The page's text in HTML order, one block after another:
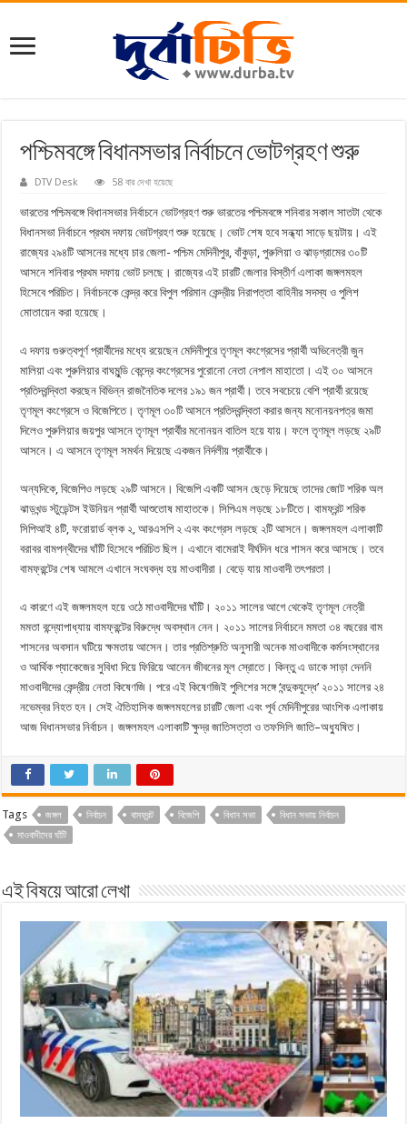
পশ্চিমবঙ্গে বিধানসভার নির্বাচনে ভোটগ্রহণ শুরু
DTV Desk 58 বার দেখা হয়েছে
ভারতের পশ্চিমবঙ্গে বিধানসভার নির্বাচনে ভোটগ্রহণ শুরু ভারতের পশ্চিমবঙ্গে শনিবার সকাল সাতটা থেকে
বিধানসভা নির্বাচনে প্রথম দফায় ভোটগ্রহণ শুরু হয়েছে। ভোট শেষ হবে সন্ধ্যা সাড়ে ছয়টায়। এই
রাজ্যের ২৯৪টি আসনের মধ্যে চার জেলা- পশ্চিম মেদিনীপুর, বাঁকুড়া, পুরুলিয়া ও ঝাড়গ্রামের ৩০টি
আসনে শনিবার প্রথম দফায় ভোট চলছে। রাজ্যের এই চারটি জেলার বিস্তীর্ণ এলাকা জঙ্গলমহল
হিসেবে পরিচিত। নির্বাচনকে কেন্দ্র করে বিপুল পরিমান কেন্দ্রীয় নিরাপত্তা বাহিনীর সদস্য ও পুলিশ
মোতায়েন করা হয়েছে।
এ দফায় গুরুত্বপূর্ণ প্রার্থীদের মধ্যে রয়েছেন মেদিনীপুরে তৃণমূল কংগ্রেসের প্রার্থী অভিনেত্রী জুন
মালিয়া এবং পুরুলিয়ার বাঘমুন্ডি কেন্দ্রে কংগ্রেসের পুরোনো নেতা নেপাল মাহাতো। এই ৩০ আসনে
প্রতিদ্বন্দ্বিতা করছেন বিভিন্ন রাজনৈতিক দলের ১৯১ জন প্রার্থী। তবে সবচেয়ে বেশি প্রার্থী রয়েছে
তৃণমূল কংগ্রেসে ও বিজেপিতে। তৃণমূল ৩০টি আসনে প্রতিদ্বন্দ্বিতা করার জন্য মনোনয়নপত্র জমা
দিলেও পুরুলিয়ার জয়পুর আসনে তৃণমূল প্রার্থীর মনোনয়ন বাতিল হয়ে যায়। ফলে তৃণমূল লড়ছে ২৯টি
আসনে। এ আসনে তৃণমূল সমর্থন দিয়েছে একজন নির্দলীয় প্রার্থীকে।
অন্যদিকে, বিজেপিও লড়ছে ২৯টি আসনে। বিজেপি একটি আসন ছেড়ে দিয়েছে তাদের জোট শরিক অল
ঝাড়খন্ড স্টুডেন্টস ইউনিয়ন প্রার্থী আশুতোষ মাহাতকে। সিপিএম লড়ছে ১৮টিতে। বামফ্রন্ট শরিক
সিপিআই ৪টি, ফরোয়ার্ড ব্লক ২, আরএসপি ২ এবং কংগ্রেস লড়ছে ২টি আসনে। জঙ্গলমহল এলাকাটি
বরাবর বামপন্থীদের ঘাঁটি হিসেবে পরিচিত ছিল। এখানে বামেরাই দীর্ঘদিন ধরে শাসন করে আসছে। তবে
বামফ্রন্টের শেষ আমলে এখানে সংঘবদ্ধ হয় মাওবাদীরা। বেড়ে যায় মাওবাদী তৎপরতা।
এ কারণে এই জঙ্গলমহল হয়ে ওঠে মাওবাদীদের ঘাঁটি। ২০১১ সালের আগে থেকেই তৃণমূল নেত্রী
মমতা বন্দ্যোপাধ্যায় বামফ্রন্টের বিরুদ্ধে অবস্থান নেন। ২০১১ সালের নির্বাচনে মমতা ৩৪ বছরের বাম
শাসনের অবসান ঘটিয়ে ক্ষমতায় আসেন। তার প্রতিশ্রুতি অনুসারী অনেক মাওবাদীকে কর্মসংস্থানের
ও আর্থিক প্যাকেজের সুবিধা দিয়ে ফিরিয়ে আনেন জীবনের মূল স্রোতে। কিন্তু এ ডাকে সাড়া দেননি
মাওবাদীদের কেন্দ্রীয় নেতা কিষেণজি। পরে এই কিষেণজিই পুলিশের সঙ্গে ‘বন্দুকযুদ্ধে’ ২০১১ সালের ২৪
নভেম্বর নিহত হন। সেই ঐতিহাসিক জঙ্গলমহলের চারটি জেলা এবং পূর্ব মেদিনীপুরের আংশিক এলাকায়
আজ বিধানসভার নির্বাচন। জঙ্গলমহল এলাকাটি ক্ষুদ্র জাতিসত্তা ও তফসিলি জাতি–অধ্যুষিত।
Tags জঙ্গল নির্বাচন বামফ্রন্ট বিজেপি বিধান সভা
বিধান সভায় নির্বাচন
মাওবাদীদের ঘাঁটি
এই বিষয়ে আরো লেখা